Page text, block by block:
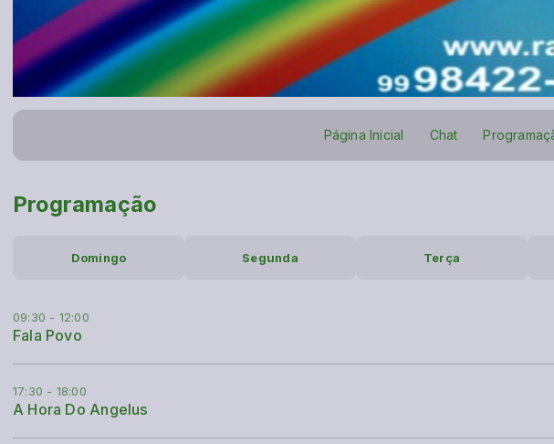
Página Inicial Chat
Programação
Domingo Segunda Terça
09:30 - 12:00
Fala Povo
17:30 - 18:00
A Hora Do Angelus